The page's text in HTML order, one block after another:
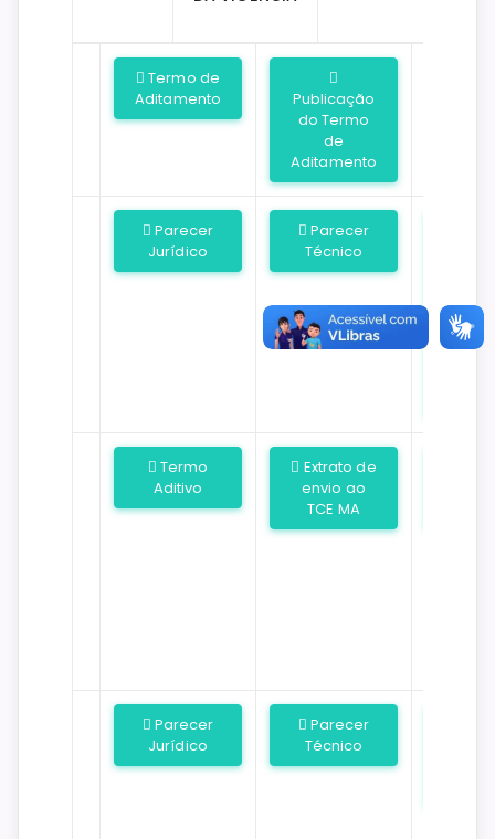
Termo de
Aditamento
Publicação
do Termo
de
Aditamento
Parecer
Jurídico
Parecer
Técnico
de
Termo
Aditivo
Extrato de
envio ao
TCE MA
Parecer
Jurídico
Parecer
Técnico